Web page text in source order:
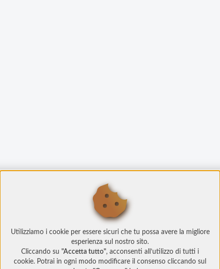
Utilizziamo i cookie per essere sicuri che tu possa avere la migliore
esperienza sul nostro sito.
Cliccando su "Accetta tutto", acconsenti all’utilizzo di tutti i
cookie. Potrai in ogni modo modificare il consenso cliccando sul